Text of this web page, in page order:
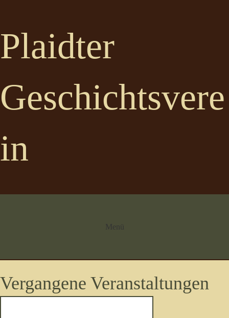
Plaidter
Geschichtsvere
in
Menü
Vergangene Veranstaltungen